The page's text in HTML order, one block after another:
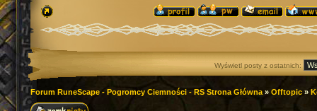
Wyświetl posty z ostatnich:
Forum RuneScape - Pogromcy Ciemności - RS Strona Główna » Offtopic »